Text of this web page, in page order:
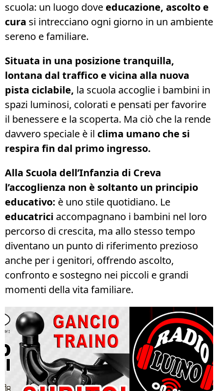
scuola: un luogo dove educazione, ascolto e
cura si intrecciano ogni giorno in un ambiente
sereno e familiare.
Situata in una posizione tranquilla,
lontana dal traffico e vicina alla nuova
pista ciclabile, la scuola accoglie i bambini in
spazi luminosi, colorati e pensati per favorire
il benessere e la scoperta. Ma ciò che la rende
davvero speciale è il clima umano che si
respira fin dal primo ingresso.
Alla Scuola dell’Infanzia di Creva
l’accoglienza non è soltanto un principio
educativo: è uno stile quotidiano. Le
educatrici accompagnano i bambini nel loro
percorso di crescita, ma allo stesso tempo
diventano un punto di riferimento prezioso
anche per i genitori, offrendo ascolto,
confronto e sostegno nei piccoli e grandi
momenti della vita familiare.